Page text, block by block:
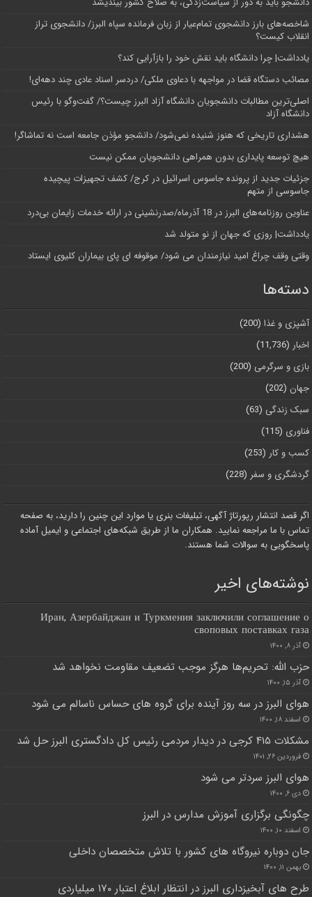
شاخصه‌های بارز دانشجوی تمام‌عیار از زبان فرمانده سپاه البرز/ دانشجوی تراز
انقلاب کیست؟
یادداشت| چرا دانشگاه باید نقش خود را بازآرایی کند؟
مصائب دستگاه قضا در مواجهه با دعاوی ملکی/ دردسر اسناد عادی چند‌ دهه‌ای!
اصلی‌ترین مطالبات دانشجویان دانشگاه آزاد البرز چیست؟/ گفت‌وگو با رئیس
دانشگاه آز‌اد
هشداری تاریخی که هنوز شنیده نمی‌شود/ دانشجو مؤذن جامعه است نه تماشاگر!
هیچ توسعه پایداری بدون همراهی دانشجویان ممکن نیست
جزئیات جدید از پرونده جاسوس اسرائیل در کرج/‌ کشف تجهیزات پیچیده
جاسوسی از متهم
عناوین روزنامه‌های البرز در ‌18 آذرماه/صدرنشینی در ارائه خدمات زایمان بی‌درد
یادداشت| روزی که جهان از نو متولد شد
وقتی وقف چراغ امید نیازمندان می شود/ موقوفه ای پای بیماران کلیوی ایستاد
دسته‌ها
آشپزی و غذا (200)
اخبار (11,736)
بازی و سرگرمی (200)
جهان (202)
سبک زندگی (63)
فناوری (115)
کسب و کار (253)
گردشگری و سفر (228)
اگر قصد انتشار رپورتاژ آگهی، تبلیغات بنری یا موارد این چنین را دارید، به صفحه
تماس با ما مراجعه نمایید. همکاران ما از طریق شبکه‌های اجتماعی و ایمیل آماده
پاسخگویی به سوالات شما هستند.
نوشته‌های اخیر
Иран, Азербайджан и Туркмения заключили соглашение о
своповых поставках газа
آذر ۸, ۱۴۰۰
حزب الله: تحریم‌ها هرگز موجب تضعیف مقاومت نخواهد شد
آذر ۱۵, ۱۴۰۰
هوای البرز در سه روز آینده برای گروه های حساس ناسالم می شود
اسفند ۱۸, ۱۴۰۰
مشکلات ۴۱۵ کرجی در دیدار مردمی رئیس کل دادگستری البرز حل شد
فروردین ۲۶, ۱۴۰۱
هوای البرز سردتر می شود
دی ۶, ۱۴۰۰
چگونگی برگزاری آموزش مدارس در البرز
اسفند ۱۰, ۱۴۰۰
جان دوباره نیروگاه های کشور با تلاش متخصصان داخلی
بهمن ۱۱, ۱۴۰۰
طرح های آبخیزداری البرز در انتظار ابلاغ اعتبار ۱۷۰ میلیاردی